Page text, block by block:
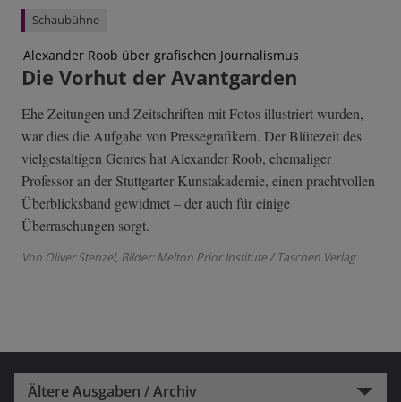
Schaubühne
Alexander Roob über grafischen Journalismus
Die Vorhut der Avantgarden
Ehe Zeitungen und Zeitschriften mit Fotos illustriert wurden,
war dies die Aufgabe von Pressegrafikern. Der Blütezeit des
vielgestaltigen Genres hat Alexander Roob, ehemaliger
Professor an der Stuttgarter Kunstakademie, einen prachtvollen
Überblicksband gewidmet – der auch für einige
Überraschungen sorgt.
Von Oliver Stenzel, Bilder: Melton Prior Institute / Taschen Verlag
Ältere Ausgaben / Archiv